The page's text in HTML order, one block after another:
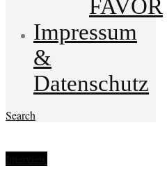
FAVOR
Impressum
&
Datenschutz
Search